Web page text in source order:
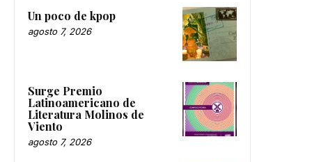
Un poco de kpop
agosto 7, 2026
Surge Premio
Latinoamericano de
Literatura Molinos de
Viento
agosto 7, 2026